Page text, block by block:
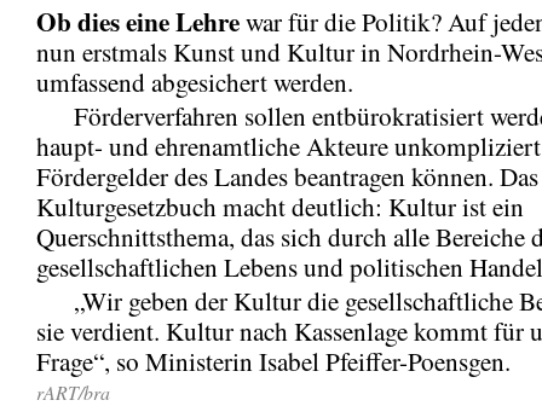
Ob dieseine Lehrewar für die Politik? Auf
nun erstmals Kunst und Kultur in Nordrhein-
umfassend abgesichert werden.
Förderverfahren sollen entbürokratisiert
haupt- und ehrenamtliche Akteure unkompliziert
Fördergelder des Landes beantragen können. Das
Kulturgesetzbuch macht deutlich: Kultur ist ein
Querschnittsthema, das sich durch alle Bereiche
gesellschaftlichen Lebens und politischen
„Wir geben der Kultur die gesellschaftliche
sie verdient. Kultur nach Kassenlage kommt für
Frage“, so Ministerin Isabel Pfeiffer-Poensgen.
rART/bra